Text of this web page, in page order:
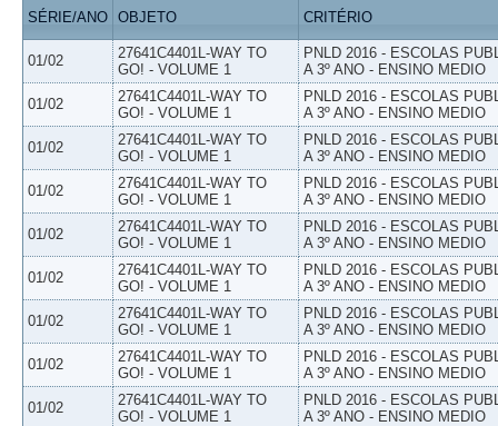
SÉRIE/ANO OBJETO CRITÉRIO
01/02
27641C4401L-WAY TO
GO! - VOLUME 1
PNLD 2016 - ESCOLAS
A 3º ANO - ENSINO MEDIO
01/02
27641C4401L-WAY TO
GO! - VOLUME 1
PNLD 2016 - ESCOLAS
A 3º ANO - ENSINO MEDIO
01/02
27641C4401L-WAY TO
GO! - VOLUME 1
PNLD 2016 - ESCOLAS
A 3º ANO - ENSINO MEDIO
01/02
27641C4401L-WAY TO
GO! - VOLUME 1
PNLD 2016 - ESCOLAS
A 3º ANO - ENSINO MEDIO
01/02
27641C4401L-WAY TO
GO! - VOLUME 1
PNLD 2016 - ESCOLAS
A 3º ANO - ENSINO MEDIO
01/02
27641C4401L-WAY TO
GO! - VOLUME 1
PNLD 2016 - ESCOLAS
A 3º ANO - ENSINO MEDIO
01/02
27641C4401L-WAY TO
GO! - VOLUME 1
PNLD 2016 - ESCOLAS
A 3º ANO - ENSINO MEDIO
01/02
27641C4401L-WAY TO
GO! - VOLUME 1
PNLD 2016 - ESCOLAS
A 3º ANO - ENSINO MEDIO
01/02
27641C4401L-WAY TO
GO! - VOLUME 1
PNLD 2016 - ESCOLAS
A 3º ANO - ENSINO MEDIO